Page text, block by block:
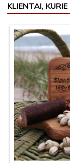
KLIENTAI,